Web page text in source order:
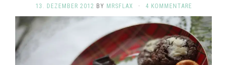
13. DEZEMBER 2012 BY MRSFLAX · 4 KOMMENTARE